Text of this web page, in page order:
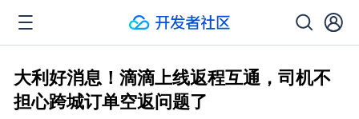
大利好消息！滴滴上线返程互通，司机不
担心跨城订单空返问题了